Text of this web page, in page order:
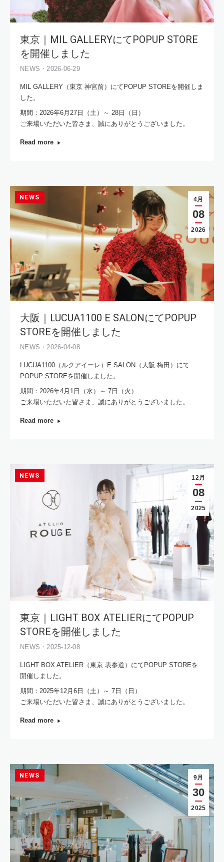
東京｜MIL GALLERYにてPOPUP STORE
を開催しました
NEWS・2026-06-29
MIL GALLERY（東京 神宮前）にてPOPUP STOREを開催しま
した。
期間：2026年6月27日（土）～ 28日（日）
ご来場いただいた皆さま、誠にありがとうございました。
Read more
NEWS 4月
08
2026
大阪｜LUCUA1100 E SALONにてPOPUP
STOREを開催しました
NEWS・2026-04-08
LUCUA1100（ルクアイーレ）E SALON（大阪 梅田）にて
POPUP STOREを開催しました。
期間：2026年4月1日（水）～ 7日（火）
ご来場いただいた皆さま、誠にありがとうございました。
Read more
NEWS 12月
08
2025
東京｜LIGHT BOX ATELIERにてPOPUP
STOREを開催しました
NEWS・2025-12-08
LIGHT BOX ATELIER（東京 表参道）にてPOPUP STOREを
開催しました。
期間：2025年12月6日（土）～ 7日（日）
ご来場いただいた皆さま、誠にありがとうございました。
Read more
NEWS 9月
30
2025